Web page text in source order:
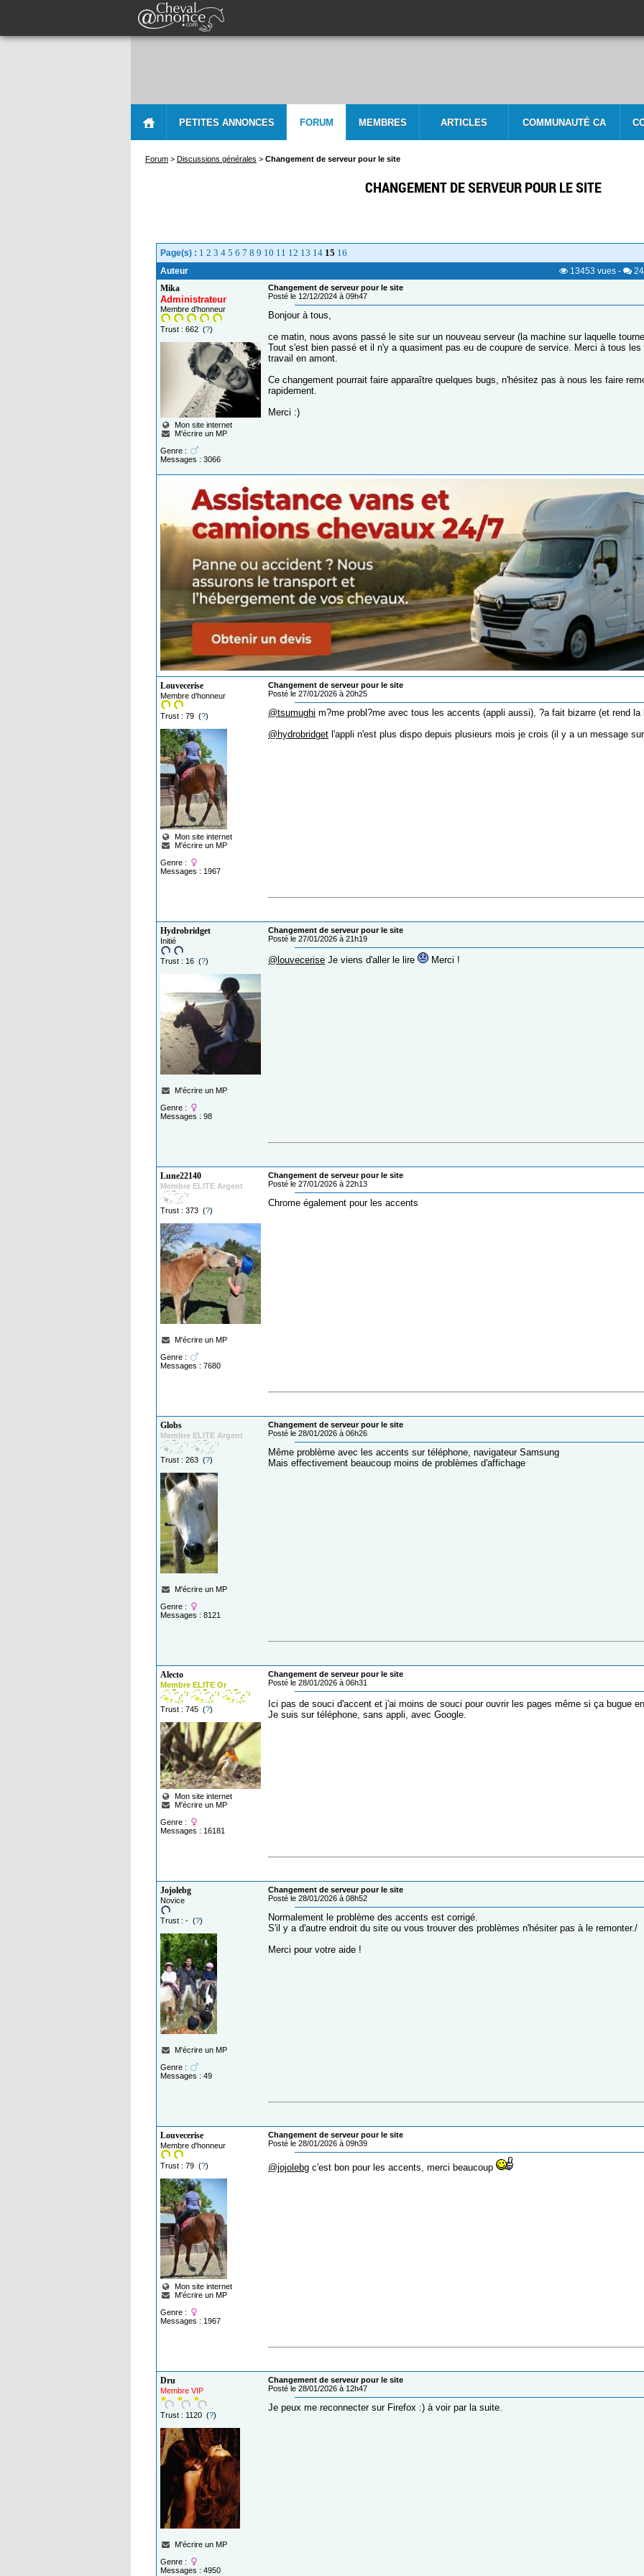
PETITES ANNONCES FORUM MEMBRES ARTICLES COMMUNAUTÉ CA
Forum > Discussions générales > Changement de serveur pour le site
CHANGEMENT DE SERVEUR POUR LE SITE
Page(s) : 1 2 3 4 5 6 7 8 9 10 11 12 13 14 15 16
Auteur 13453 vues -
Mika
Administrateur
Membre d'honneur
Trust : 662 (?)
Mon site internet
M'écrire un MP
Genre :
Messages : 3066
Changement de serveur pour le site
Posté le 12/12/2024 à 09h47
Bonjour à tous,
ce matin, nous avons passé le site sur un nouveau serveur (la machine sur laquelle
Tout s'est bien passé et il n'y a quasiment pas eu de coupure de service. Merci à tous
travail en amont.
Ce changement pourrait faire apparaître quelques bugs, n'hésitez pas à nous les faire
rapidement.
Merci :)
Louvecerise
Membre d'honneur
Trust : 79 (?)
Mon site internet
M'écrire un MP
Genre :
Messages : 1967
Changement de serveur pour le site
Posté le 27/01/2026 à 20h25
@tsumughi m?me probl?me avec tous les accents (appli aussi), ?a fait bizarre (et rend la
@hydrobridget l'appli n'est plus dispo depuis plusieurs mois je crois (il y a un message
Hydrobridget
Initié
Trust : 16 (?)
M'écrire un MP
Genre :
Messages : 98
Changement de serveur pour le site
Posté le 27/01/2026 à 21h19
@louvecerise Je viens d'aller le lire Merci !
Lune22140
Membre ELITE Argent
Trust : 373 (?)
M'écrire un MP
Genre :
Messages : 7680
Changement de serveur pour le site
Posté le 27/01/2026 à 22h13
Chrome également pour les accents
Globs
Membre ELITE Argent
Trust : 263 (?)
M'écrire un MP
Genre :
Messages : 8121
Changement de serveur pour le site
Posté le 28/01/2026 à 06h26
Même problème avec les accents sur téléphone, navigateur Samsung
Mais effectivement beaucoup moins de problèmes d'affichage
Alecto
Membre ELITE Or
Trust : 745 (?)
Mon site internet
M'écrire un MP
Genre :
Messages : 16181
Changement de serveur pour le site
Posté le 28/01/2026 à 06h31
Ici pas de souci d'accent et j'ai moins de souci pour ouvrir les pages même si ça bugue
Je suis sur téléphone, sans appli, avec Google.
Jojolebg
Novice
Trust : - (?)
M'écrire un MP
Genre :
Messages : 49
Changement de serveur pour le site
Posté le 28/01/2026 à 08h52
Normalement le problème des accents est corrigé.
S'il y a d'autre endroit du site ou vous trouver des problèmes n'hésiter pas à le remonter./
Merci pour votre aide !
Louvecerise
Membre d'honneur
Trust : 79 (?)
Mon site internet
M'écrire un MP
Genre :
Messages : 1967
Changement de serveur pour le site
Posté le 28/01/2026 à 09h39
@jojolebg c'est bon pour les accents, merci beaucoup
Dru
Membre VIP
Trust : 1120 (?)
M'écrire un MP
Genre :
Messages : 4950
Changement de serveur pour le site
Posté le 28/01/2026 à 12h47
Je peux me reconnecter sur Firefox :) à voir par la suite.